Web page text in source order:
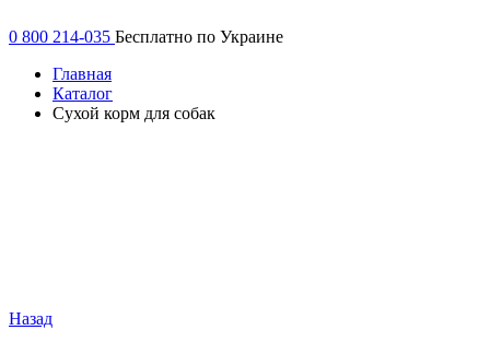
0 800 214-035 Бесплатно по Украине
Главная
Каталог
Сухой корм для собак
Назад